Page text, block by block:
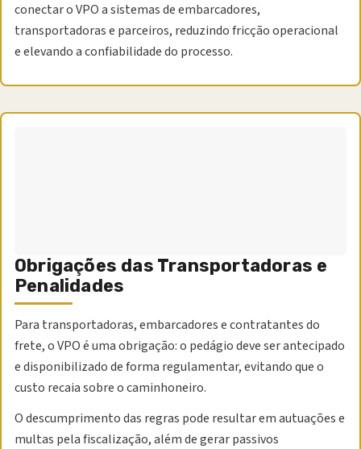
conectar o VPO a sistemas de embarcadores,
transportadoras e parceiros, reduzindo fricção operacional
e elevando a confiabilidade do processo.
Obrigações das Transportadoras e
Penalidades
Para transportadoras, embarcadores e contratantes do
frete, o VPO é uma obrigação: o pedágio deve ser antecipado
e disponibilizado de forma regulamentar, evitando que o
custo recaia sobre o caminhoneiro.
O descumprimento das regras pode resultar em autuações e
multas pela fiscalização, além de gerar passivos